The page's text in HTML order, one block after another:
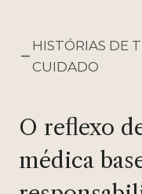
HISTÓRIAS DE
CUIDADO
O reflexo
médica